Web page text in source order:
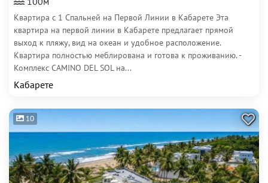
Квартира с 1 Спальней на Первой Линии в Кабарете Эта
квартира на первой линии в Кабарете предлагает прямой
выход к пляжу, вид на океан и удобное расположение.
Квартира полностью меблирована и готова к проживанию. -
Комплекс CAMINO DEL SOL на...
Кабарете
10